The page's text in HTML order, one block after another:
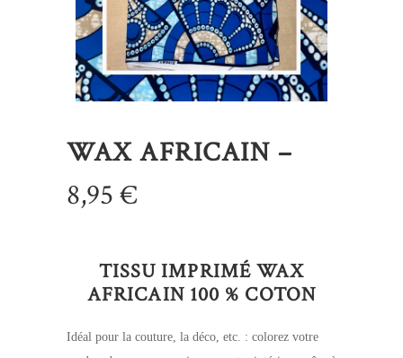
WAX AFRICAIN –
8,95€
TISSU IMPRIMÉ WAX
AFRICAIN 100 % COTON
Idéal pour la couture, la déco, etc. : colorez votre